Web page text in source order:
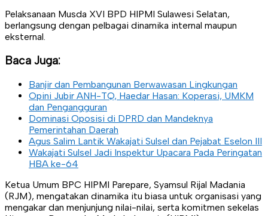
Pelaksanaan Musda XVI BPD HIPMI Sulawesi Selatan,
berlangsung dengan pelbagai dinamika internal maupun
eksternal.
Baca Juga:
Banjir dan Pembangunan Berwawasan Lingkungan
Opini Jubir ANH-TQ, Haedar Hasan: Koperasi, UMKM
dan Pengangguran
Dominasi Oposisi di DPRD dan Mandeknya
Pemerintahan Daerah
Agus Salim Lantik Wakajati Sulsel dan Pejabat Eselon III
Wakajati Sulsel Jadi Inspektur Upacara Pada Peringatan
HBA ke-64
Ketua Umum BPC HIPMI Parepare, Syamsul Rijal Madania
(RJM), mengatakan dinamika itu biasa untuk organisasi yang
mengakar dan menjunjung nilai-nilai, serta komitmen sekelas